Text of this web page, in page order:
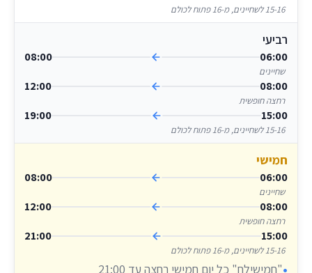
15-16 לשחיינים, מ-16 פתוח לכולם
רביעי
06:00
08:00
שחיינים
08:00
12:00
רחצה חופשית
15:00
19:00
15-16 לשחיינים, מ-16 פתוח לכולם
חמישי
06:00
08:00
שחיינים
08:00
12:00
רחצה חופשית
15:00
21:00
15-16 לשחיינים, מ-16 פתוח לכולם
"חמישילח" כל יום חמישי רחצה עד 21:00